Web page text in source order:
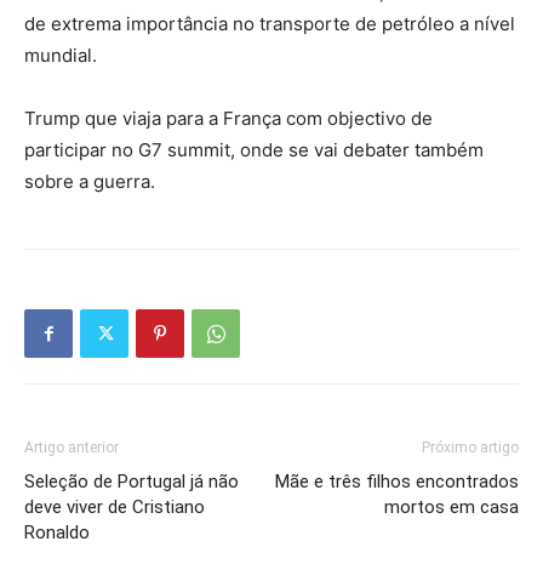
de extrema importância no transporte de petróleo a nível
mundial.
Trump que viaja para a França com objectivo de
participar no G7 summit, onde se vai debater também
sobre a guerra.
Artigo anterior
Seleção de Portugal já não
deve viver de Cristiano
Ronaldo
Próximo artigo
Mãe e três filhos encontrados
mortos em casa